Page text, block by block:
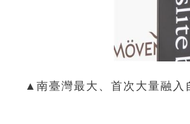
▲南臺灣最大、首次大量融入